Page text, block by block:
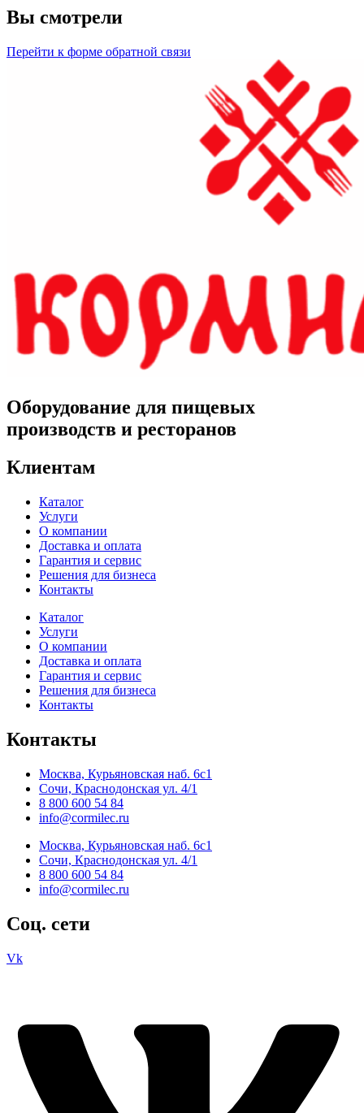
Вы смотрели
Перейти к форме обратной связи
Оборудование для пищевых
производств и ресторанов
Клиентам
Каталог
Услуги
О компании
Доставка и оплата
Гарантия и сервис
Решения для бизнеса
Контакты
Каталог
Услуги
О компании
Доставка и оплата
Гарантия и сервис
Решения для бизнеса
Контакты
Контакты
Москва, Курьяновская наб. 6с1
Сочи, Краснодонская ул. 4/1
8 800 600 54 84
info@cormilec.ru
Москва, Курьяновская наб. 6с1
Сочи, Краснодонская ул. 4/1
8 800 600 54 84
info@cormilec.ru
Соц. сети
Vk